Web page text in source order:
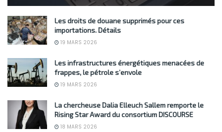
Les droits de douane supprimés pour ces
importations. Détails
19 MARS 2026
Les infrastructures énergétiques menacées de
frappes, le pétrole s’envole
19 MARS 2026
La chercheuse Dalia Elleuch Sallem remporte le
Rising Star Award du consortium DISCOURSE
18 MARS 2026